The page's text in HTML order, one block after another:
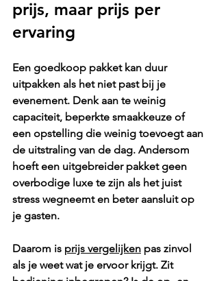
prijs, maar prijs per
ervaring
Een goedkoop pakket kan duur
uitpakken als het niet past bij je
evenement. Denk aan te weinig
capaciteit, beperkte smaakkeuze of
een opstelling die weinig toevoegt aan
de uitstraling van de dag. Andersom
hoeft een uitgebreider pakket geen
overbodige luxe te zijn als het juist
stress wegneemt en beter aansluit op
je gasten.
Daarom is prijs vergelijken pas zinvol
als je weet wat je ervoor krijgt. Zit